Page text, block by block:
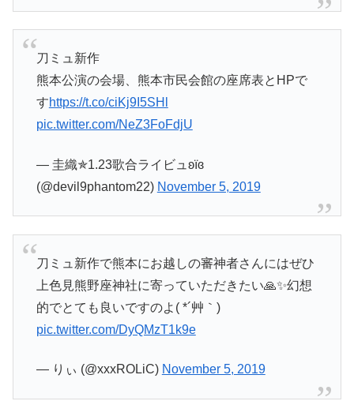
刀ミュ新作
熊本公演の会場、熊本市民会館の座席表とHPで
すhttps://t.co/ciKj9I5SHl
pic.twitter.com/NeZ3FoFdjU
— 圭織✯1.23歌合ライビュʚïɞ
(@devil9phantom22) November 5, 2019
刀ミュ新作で熊本にお越しの審神者さんにはぜひ
上色見熊野座神社に寄っていただきたい🙏✨幻想
的でとても良いですのよ( *´艸｀)
pic.twitter.com/DyQMzT1k9e
— りぃ (@xxxROLiC) November 5, 2019